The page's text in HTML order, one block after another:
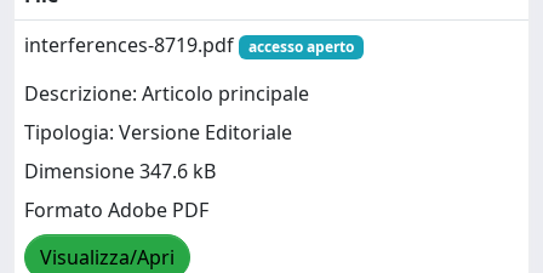
interferences-8719.pdf
accesso aperto
Descrizione: Articolo principale
Tipologia: Versione Editoriale
Dimensione 347.6 kB
Formato Adobe PDF
Visualizza/Apri